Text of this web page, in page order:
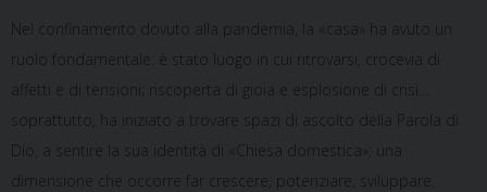
Nel confinamento dovuto alla pandemia, la «casa» ha avuto un
ruolo fondamentale: è stato luogo in cui ritrovarsi, crocevia di
affetti e di tensioni; riscoperta di gioia e esplosione di crisi…
soprattutto, ha iniziato a trovare spazi di ascolto della Parola di
Dio, a sentire la sua identità di «Chiesa domestica»: una
dimensione che occorre far crescere, potenziare, sviluppare.